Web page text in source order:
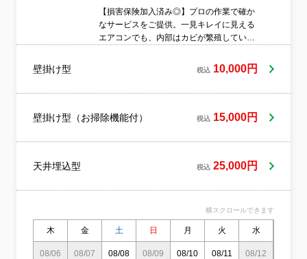
【損害保険加入済み◎】プロの作業で確か
なサービスをご提供。一見キレイに見える
エアコンでも、内部はカビが繁殖していま
キレイにリセットしませんか？快適な空調
壁掛け型 税込 10,000円
壁掛け型（お掃除機能付） 税込 15,000円
天井埋込型 税込 25,000円
横スクロールできます
木 金 土 日 月 火 水
08/06
08/07
08/08
08/09
08/10
08/11
08/12